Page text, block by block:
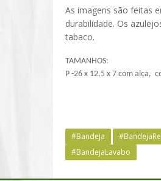
As imagens são feitas
durabilidade. Os
tabaco.
TAMANHOS:
P -26 x 12,5 x 7 com alça,
#Bandeja
#BandejaLavabo